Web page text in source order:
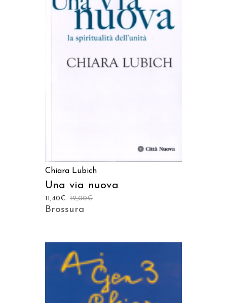
Chiara Lubich
Una via nuova
12,00€
11,40€
Brossura